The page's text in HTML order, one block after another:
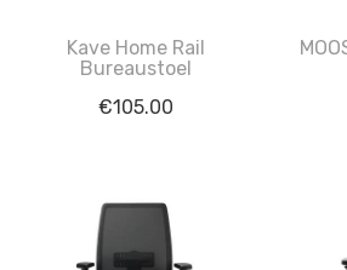
Kave Home Rail
Bureaustoel
€105.00